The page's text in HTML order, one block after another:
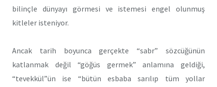
bilinçle dünyayı görmesi ve istemesi engel olunmuş
kitleler isteniyor.
Ancak tarih boyunca gerçekte “sabr” sözcüğünün
katlanmak değil “göğüs germek” anlamına geldiği,
“tevekkül”ün ise “bütün esbaba sarılıp tüm yollar